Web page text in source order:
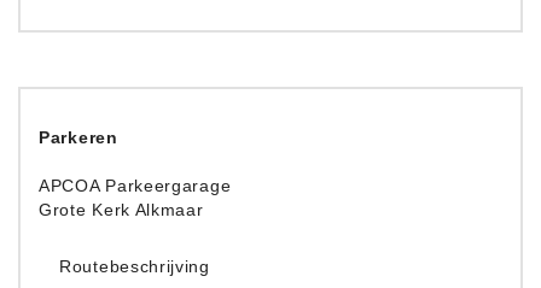
Parkeren
APCOA Parkeergarage
Grote Kerk Alkmaar
Routebeschrijving